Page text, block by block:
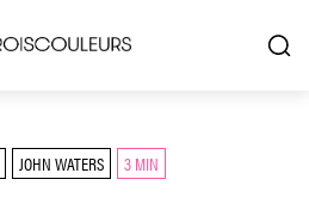
JOHN WATERS 3 MIN